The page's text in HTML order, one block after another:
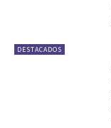
DESTACADOS